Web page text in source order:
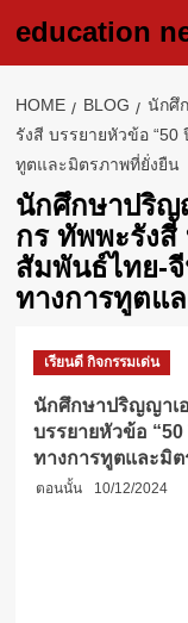
education
HOME BLOG
นักศึ
รังสี บรรยายหัวข้อ
ทูตและมิตรภาพที่ยั่งยืน
นักศึกษาปริญ
กร ทัพพะรังสี
สัมพันธ์ไทย-
ทางการทูตแ
เรียนดี กิจกรรมเด่น
นักศึกษาปริญญาเ
บรรยายหัวข้อ
ทางการทูตและมิ
ตอนนั้น 10/12/2024